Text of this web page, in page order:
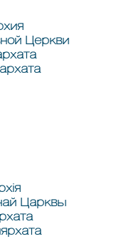
Церкви
Царквы